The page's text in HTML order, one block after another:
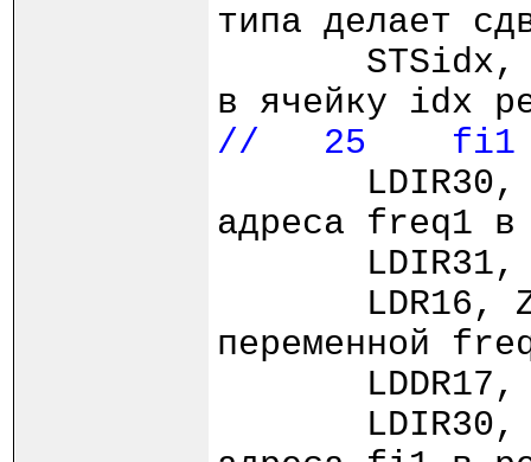
типа делает
в ячейку idx
// 25 fi1
адреса freq1 в
переменной